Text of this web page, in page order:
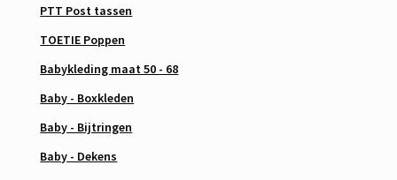
PTT Post tassen
TOETIE Poppen
Babykleding maat 50 - 68
Baby - Boxkleden
Baby - Bijtringen
Baby - Dekens